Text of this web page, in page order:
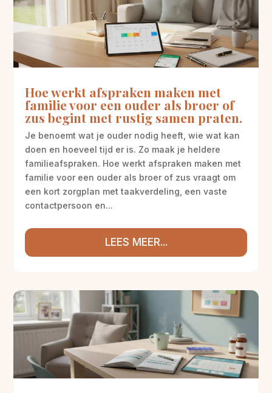
Hoe werkt afspraken maken met
familie voor een ouder als broer of
zus begint met rustig samen praten.
Je benoemt wat je ouder nodig heeft, wie wat kan
doen en hoeveel tijd er is. Zo maak je heldere
familieafspraken. Hoe werkt afspraken maken met
familie voor een ouder als broer of zus vraagt om
een kort zorgplan met taakverdeling, een vaste
contactpersoon en...
LEES MEER...